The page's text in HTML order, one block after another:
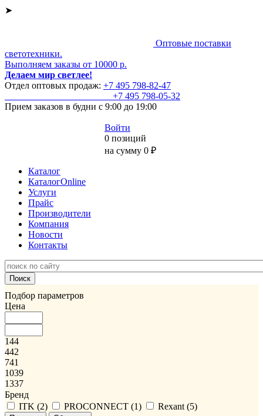
➤
Оптовые поставки
светотехники.
Выполняем заказы от 10000 р.
Делаем мир светлее!
Отдел оптовых продаж: +7 495 798-82-47
+7 495 798-05-32
Прием заказов в будни с 9:00 до 19:00
Войти
0 позиций
на сумму 0 ₽
Каталог
КаталогOnline
Услуги
Прайс
Производители
Компания
Новости
Контакты
Подбор параметров
Цена
144
442
741
1039
1337
Бренд
ITK (2) PROCONNECT (1) Rexant (5)